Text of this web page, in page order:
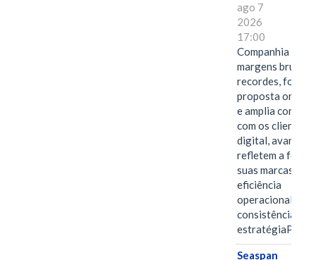
ago 7
2026
17:00
Companhia
margens brutas
recordes,
proposta
e amplia
com os clientes
digital, avanços
refletem a força
suas marcas, a
eficiência
operacional e a
consistência de
Seaspan